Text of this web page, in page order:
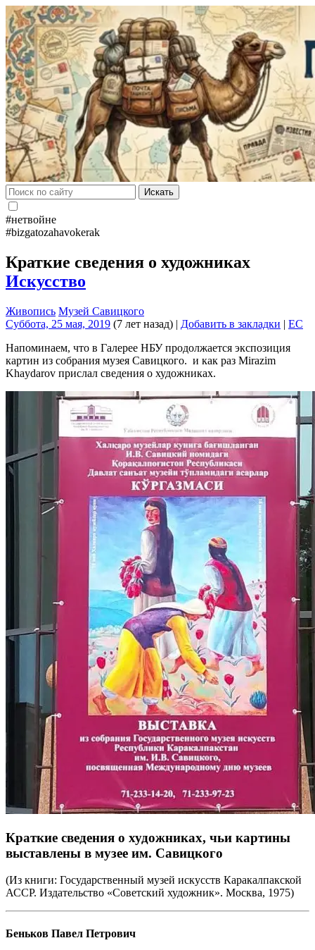
Искать
#нетвойне
#bizgatozahavokerak
Краткие сведения о художниках
Искусство
Живопись Музей Савицкого
Суббота, 25 мая, 2019 (7 лет назад) | Добавить в закладки | EC
Напоминаем, что в Галерее НБУ продолжается экспозиция
картин из собрания музея Савицкого. и как раз Mirazim
Khaydarov прислал сведения о художниках.
Краткие сведения о художниках, чьи картины
выставлены в музее им. Савицкого
(Из книги: Государственный музей искусств Каракалпакской
АССР. Издательство «Советский художник». Москва, 1975)
Беньков Павел Петрович